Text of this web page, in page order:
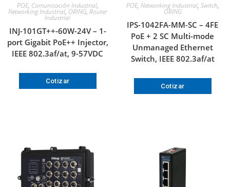
POE, Comunicación Industrial,
Networking Industrial, ORING, Router
Industrial
INJ-101GT++-60W-24V – 1-
port Gigabit PoE++ Injector,
IEEE 802.3af/at, 9-57VDC
Cotizar
POE, Networking Industrial, Switch,
ORING
IPS-1042FA-MM-SC – 4FE
PoE + 2 SC Multi-mode
Unmanaged Ethernet
Switch, IEEE 802.3af/at
Cotizar